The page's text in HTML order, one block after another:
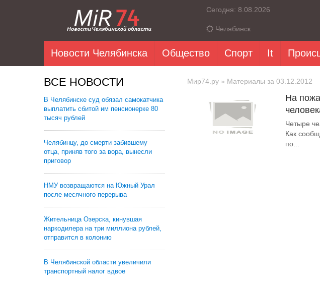
Сегодня: 8.08.2026
Челябинск
Новости Челябинска Общество Спорт It
ВСЕ НОВОСТИ
В Челябинске суд обязал самокатчика
выплатить сбитой им пенсионерке 80
тысяч рублей
Челябинцу, до смерти забившему
отца, приняв того за вора, вынесли
приговор
НМУ возвращаются на Южный Урал
после месячного перерыва
Жительница Озерска, кинувшая
наркодилера на три миллиона рублей,
отправится в колонию
В Челябинской области увеличили
транспортный налог вдвое
Мир74.ру » Материалы за 03.12.2012
На
Четыре
Как
по...